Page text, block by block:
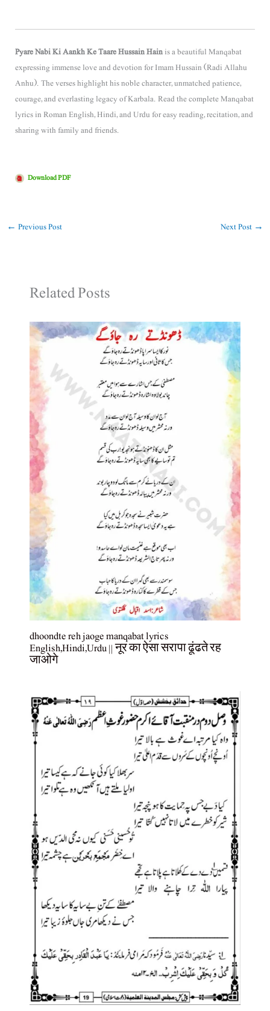
Pyare Nabi Ki Aankh Ke Taare Hussain Hainis a beautiful Manqabat
expressing immense love and devotion for Imam Hussain (Radi Allahu
Anhu). The verses highlight his noble character, unmatched patience,
courage, and everlasting legacy of Karbala. Read the complete Manqabat
lyrics in Roman English, Hindi, and Urdu for easy reading, recitation, and
sharing with family and friends.
Download PDF
← Previous Post Next Post →
Related Posts
dhoondte reh jaoge manqabat lyrics
English,Hindi,Urdu || नूर का ऐसा सरापा ढूंढते रह
जाओगे